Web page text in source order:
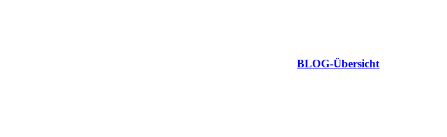
BLOG-Übersicht